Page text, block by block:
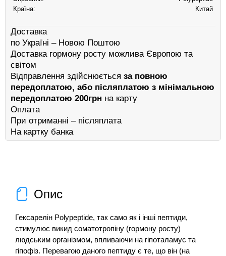
Країна:
Китай
Доставка
по Україні – Новою Поштою
Доставка гормону росту можлива Європою та
світом
Відправлення здійснюється за повною
передоплатою, або післяплатою з мінімальною
передоплатою 200грн на карту
Оплата
При отриманні – післяплата
На картку банка
Опис
Гексарелін Polypeptide, так само як і інші пептиди,
стимулює викид соматотропіну (гормону росту)
людським організмом, впливаючи на гіпоталамус та
гіпофіз. Перевагою даного пептиду є те, що він (на